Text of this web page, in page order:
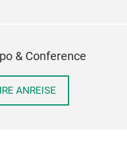
& Conference
ANREISE